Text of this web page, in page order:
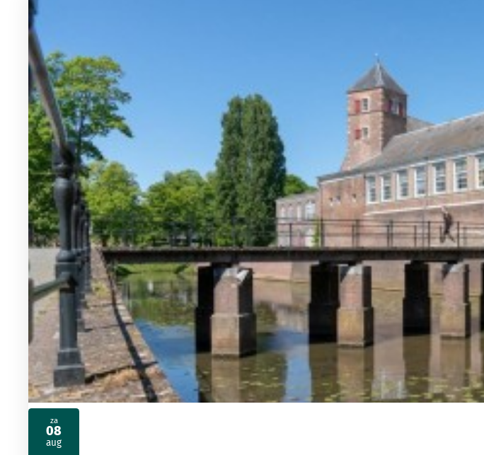
za
08
aug
2026